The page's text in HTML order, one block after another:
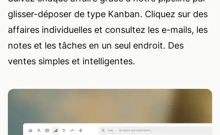
glisser-déposer de type Kanban. Cliquez sur des
affaires individuelles et consultez les e-mails, les
notes et les tâches en un seul endroit. Des
ventes simples et intelligentes.